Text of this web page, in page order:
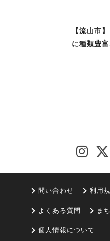
【流山市
に種類豊
問い合わせ 利用
よくある質問 ま
個人情報について